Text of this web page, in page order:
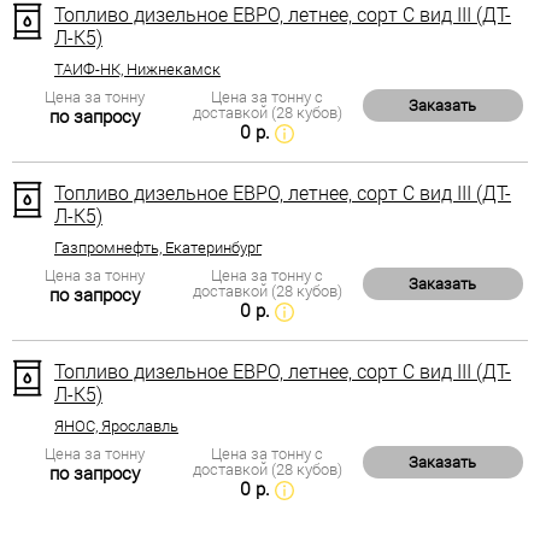
Топливо дизельное ЕВРО, летнее, сорт С вид III (ДТ-
Л-К5)
ТАИФ-НК, Нижнекамск
Цена за тонну
по запросу
Цена за тонну с
доставкой (28 кубов)
0 р.
Заказать
Топливо дизельное ЕВРО, летнее, сорт С вид III (ДТ-
Л-К5)
Газпромнефть, Екатеринбург
Цена за тонну
по запросу
Цена за тонну с
доставкой (28 кубов)
0 р.
Заказать
Топливо дизельное ЕВРО, летнее, сорт С вид III (ДТ-
Л-К5)
ЯНОС, Ярославль
Цена за тонну
по запросу
Цена за тонну с
доставкой (28 кубов)
0 р.
Заказать